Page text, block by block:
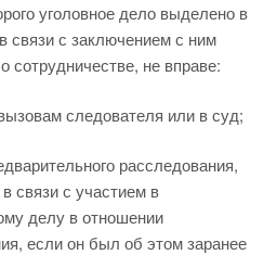
уголовное дело выделено в
связи с заключением с ним
сотрудничестве, не вправе:
следователя или в суд;
расследования,
связи с участием в
делу в отношении
если он был об этом заранее